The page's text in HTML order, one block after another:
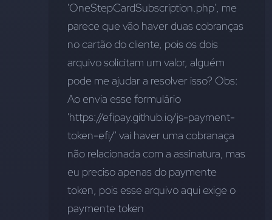
'OneStepCardSubscription.php', me
parece que vão haver duas cobranças
no cartão do cliente, pois os dois
arquivo solicitam um valor, alguém
pode me ajudar a resolver isso? Obs:
Ao envia esse formulário
'https://efipay.github.io/js-payment-
token-efi/' vai haver uma cobranaça
não relacionada com a assinatura, mas
eu preciso apenas do paymente
token, pois esse arquivo aqui exige o
paymente token